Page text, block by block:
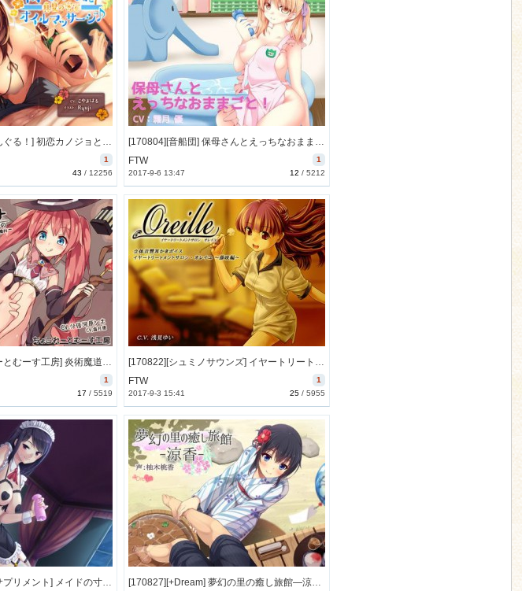
[170825][とらいあんぐる！] 初恋カノジョと真夏の密室オイルマッサージ♪【耳舐め】【R15】 [1560M] [RJ204581]
1
43 / 12256
[170804][音船団] 保母さんとえっちなおままごと! [556M] [RJ205036]
1
FTW
12 /5212
2017-9-6 13:47
[170812][ちょこれーとむーす工房] 炎術魔道師ファイナ -ショタお兄ちゃん受身での小悪魔妹責め責めファンタジー冒険H- [190M] [RJ203274]
1
17 /5519
[170822][シュミノサウンズ] イヤートリートメントサロン・オレイユ ～藤咲編～ [1293M] [RJ206955]
1
FTW
25 /5955
2017-9-3 15:41
[170728][ワンダーサプリメント] メイドの寸止め射精管理 ご主人様…たくさんイジメてさしあげます♪ [709M] [RJ204339] [170827][+Dream] 夢幻の里の癒し旅館―涼香―【ハイレゾ48kHz/24bit】 [3131M] [RJ207014]